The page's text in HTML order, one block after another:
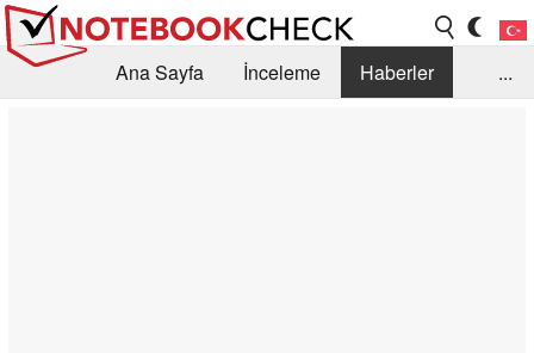
Ana Sayfa İnceleme
Haberler
...